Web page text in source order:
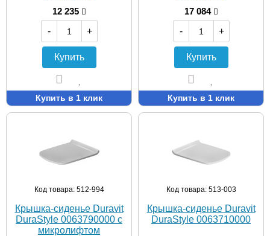
12 235
-
+
Купить
Купить в 1 клик
17 084
-
+
Купить
Купить в 1 клик
Код товара: 512-994
Крышка-сиденье Duravit
DuraStyle 0063790000 с
микролифтом
Код товара: 513-003
Крышка-сиденье Duravit
DuraStyle 0063710000